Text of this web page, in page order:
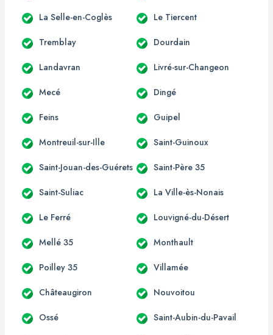
La Selle-en-Coglès Le Tiercent
Tremblay Dourdain
Landavran Livré-sur-Changeon
Mecé Dingé
Feins Guipel
Montreuil-sur-Ille Saint-Guinoux
Saint-Jouan-des-Guérets Saint-Père 35
Saint-Suliac La Ville-ès-Nonais
Le Ferré Louvigné-du-Désert
Mellé 35 Monthault
Poilley 35 Villamée
Châteaugiron Nouvoitou
Ossé Saint-Aubin-du-Pavail